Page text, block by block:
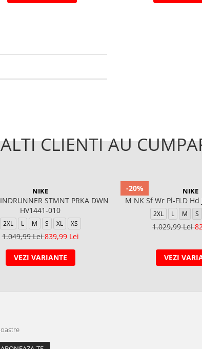
ALTI CLIENTI AU
NIKE
STMNT PRKA DWN
HV1441-010
2XL L M S XL XS
1.049,99 Lei839,99 Lei
VEZI VARIANTE
-20% NIKE
M NK Sf Wr Pl-FLD Hd
2XL L M S
1.029,99 Lei
VEZI